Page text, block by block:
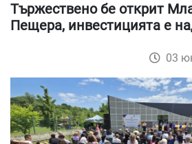
Тържествено бе открит
Пещера, инвестицията е
03